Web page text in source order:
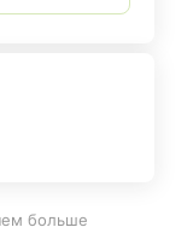
больше